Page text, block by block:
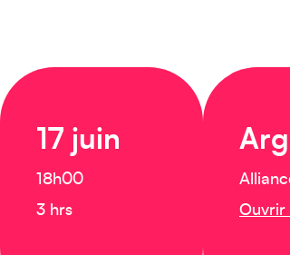
17 juin
18h00
3 hrs
Ouvrir